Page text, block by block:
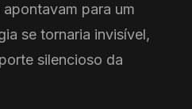
para um
se tornaria invisível,
silencioso da